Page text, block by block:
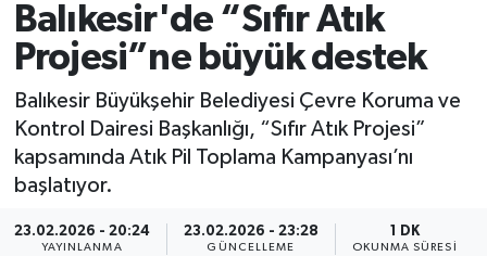
Balıkesir'de “Sıfır Atık
Projesi”ne büyük destek
Balıkesir Büyükşehir Belediyesi Çevre Koruma ve
Kontrol Dairesi Başkanlığı, “Sıfır Atık Projesi”
kapsamında Atık Pil Toplama Kampanyası’nı
başlatıyor.
23.02.2026 - 20:24
YAYINLANMA
23.02.2026 - 23:28
GÜNCELLEME
1 DK
OKUNMA SÜRESI
Son Dakika Haberleri
Haber Arşivi